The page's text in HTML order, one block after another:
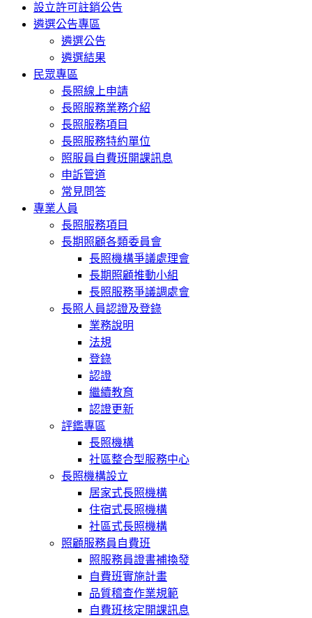
設立許可註銷公告
遴選公告專區
遴選公告
遴選結果
民眾專區
長照線上申請
長照服務業務介紹
長照服務項目
長照服務特約單位
照服員自費班開課訊息
申訴管道
常見問答
專業人員
長照服務項目
長期照顧各類委員會
長照機構爭議處理會
長期照顧推動小組
長照服務爭議調處會
長照人員認證及登錄
業務說明
法規
登錄
認證
繼續教育
認證更新
評鑑專區
長照機構
社區整合型服務中心
長照機構設立
居家式長照機構
住宿式長照機構
社區式長照機構
照顧服務員自費班
照服務員證書補換發
自費班實施計畫
品質稽查作業規範
自費班核定開課訊息